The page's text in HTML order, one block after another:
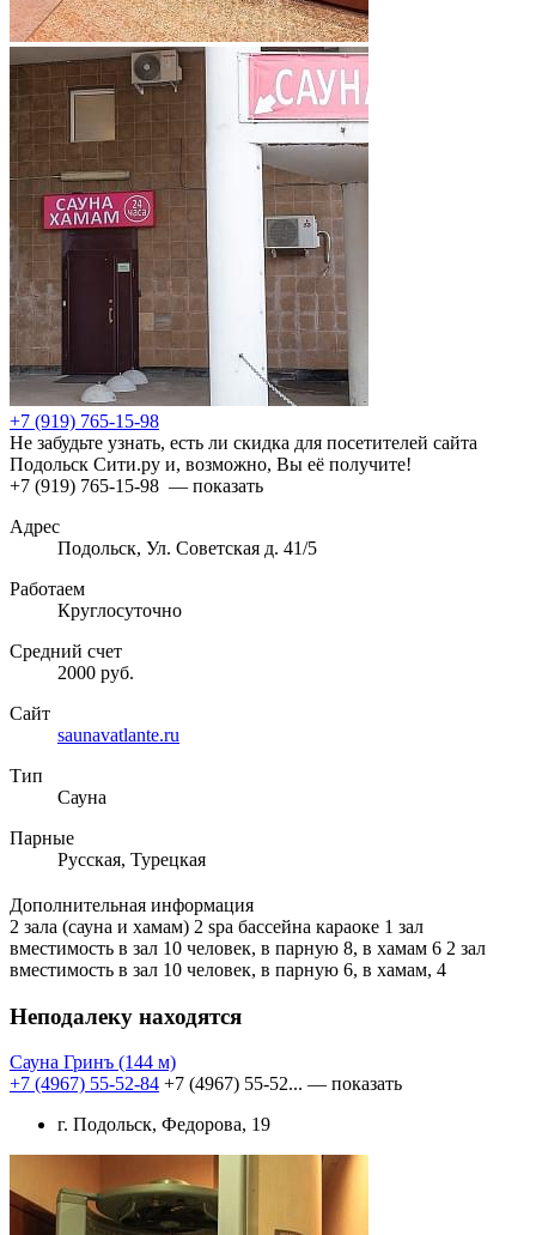
+7 (919) 765-15-98
Не забудьте узнать, есть ли скидка для посетителей сайта
Подольск Сити.ру и, возможно, Вы её получите!
+7 (919) 765-15-98 — показать
Адрес
Подольск, Ул. Советская д. 41/5
Работаем
Круглосуточно
Средний счет
2000 руб.
Сайт
saunavatlante.ru
Тип
Сауна
Парные
Русская, Турецкая
Дополнительная информация
2 зала (сауна и хамам) 2 spa бассейна караоке 1 зал
вместимость в зал 10 человек, в парную 8, в хамам 6 2 зал
вместимость в зал 10 человек, в парную 6, в хамам, 4
Неподалеку находятся
Сауна Гринъ (144 м)
+7 (4967) 55-52-84 +7 (4967) 55-52... — показать
г. Подольск, Федорова, 19